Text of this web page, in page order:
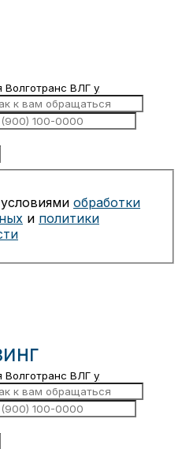
обработки
и политики